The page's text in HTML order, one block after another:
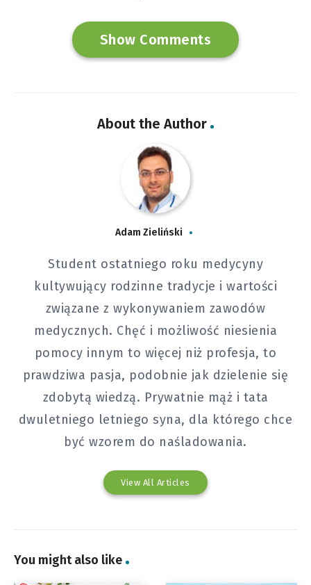
Show Comments
About the Author
Adam Zieliński
Student ostatniego roku medycyny
kultywujący rodzinne tradycje i wartości
związane z wykonywaniem zawodów
medycznych. Chęć i możliwość niesienia
pomocy innym to więcej niż profesja, to
prawdziwa pasja, podobnie jak dzielenie się
zdobytą wiedzą. Prywatnie mąż i tata
dwuletniego letniego syna, dla którego chce
być wzorem do naśladowania.
View All Articles
You might also like